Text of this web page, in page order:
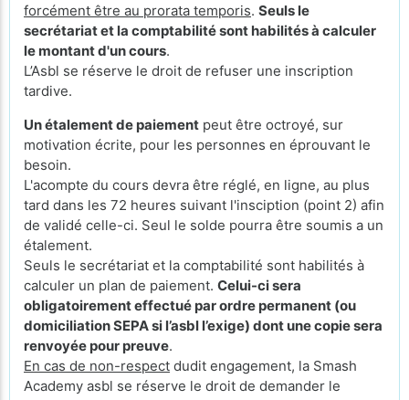
forcément être au prorata temporis. Seuls le
secrétariat et la comptabilité sont habilités à calculer
le montant d'un cours.
L’Asbl se réserve le droit de refuser une inscription
tardive.
Un étalement de paiement peut être octroyé, sur
motivation écrite, pour les personnes en éprouvant le
besoin.
L'acompte du cours devra être réglé, en ligne, au plus
tard dans les 72 heures suivant l'insciption (point 2) afin
de validé celle-ci. Seul le solde pourra être soumis a un
étalement.
Seuls le secrétariat et la comptabilité sont habilités à
calculer un plan de paiement. Celui-ci sera
obligatoirement effectué par ordre permanent (ou
domiciliation SEPA si l’asbl l’exige) dont une copie sera
renvoyée pour preuve.
En cas de non-respect dudit engagement, la Smash
Academy asbl se réserve le droit de demander le